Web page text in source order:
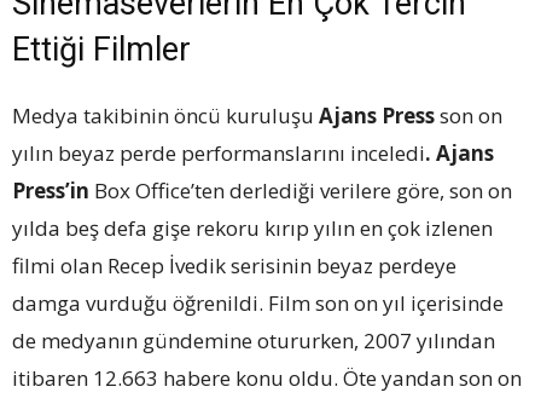
Ettiği Filmler
Medya takibinin öncü kuruluşu Ajans Pressson on
yılın beyaz perde performanslarını inceledi. Ajans
Press’in Box Office’ten derlediği verilere göre, son on
yılda beş defa gişe rekoru kırıp yılın en çok izlenen
filmi olan Recep İvedik serisinin beyaz perdeye
damga vurduğu öğrenildi. Film son on yıl içerisinde
de medyanın gündemine otururken, 2007 yılından
itibaren 12.663 habere konu oldu. Öte yandan son on